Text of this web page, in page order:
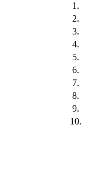
1.
2.
3.
4.
5.
6.
7.
8.
9.
10.